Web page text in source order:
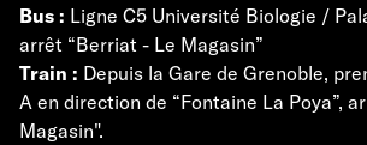
Bus : Ligne C5 Université Biologie /
arrêt “Berriat - Le Magasin”
Train : Depuis la Gare de Grenoble,
A en direction de “Fontaine La Poya”,
Magasin".